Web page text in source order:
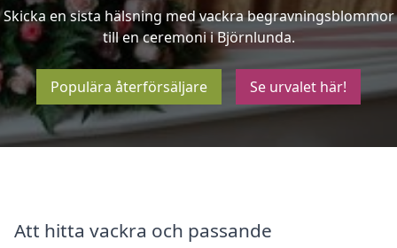
Skicka en sista hälsning med vackra begravningsblommor
till en ceremoni i Björnlunda.
Populära återförsäljare Se urvalet här!
Att hitta vackra och passande